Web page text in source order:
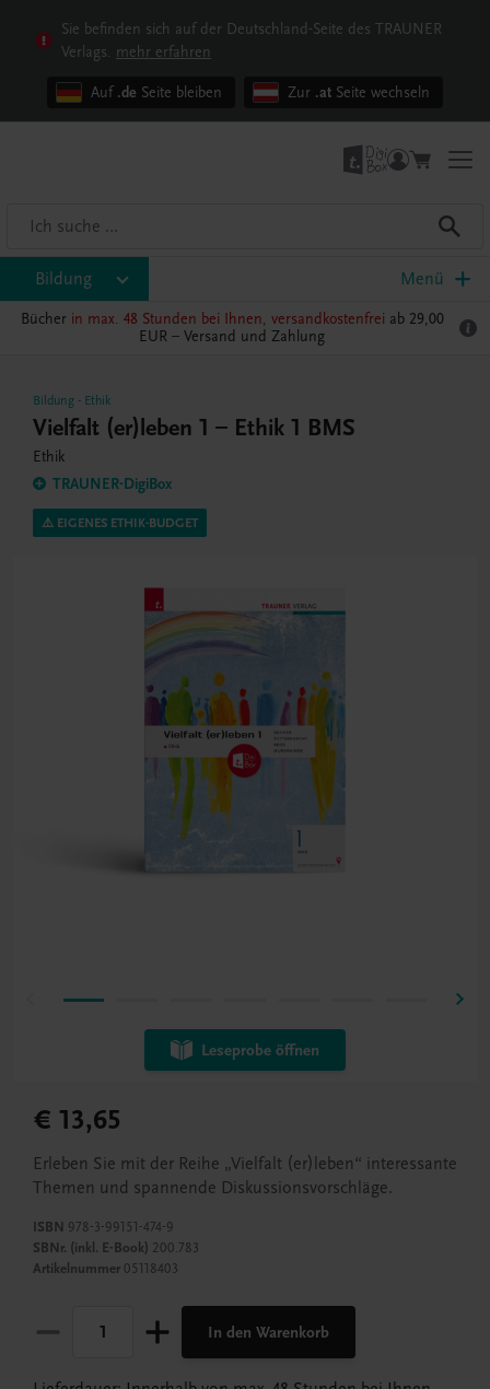
Sie befinden sich auf der Deutschland-Seite des TRAUNER
Verlags. mehr erfahren
Auf .de Seite bleiben Zur .at Seite wechseln
Bildung Menü
Bücher in max. 48 Stunden bei Ihnen, versandkostenfrei ab 29,00
EUR – Versand und Zahlung
Bildung - Ethik
Vielfalt (er)leben 1 – Ethik 1 BMS
Ethik
TRAUNER-DigiBox
⚠️ EIGENES ETHIK-BUDGET
Leseprobe öffnen
€ 13,65
Erleben Sie mit der Reihe „Vielfalt (er)leben“ interessante
Themen und spannende Diskussionsvorschläge.
ISBN 978-3-99151-474-9
SBNr. (inkl. E-Book) 200.783
Artikelnummer 05118403
In den Warenkorb